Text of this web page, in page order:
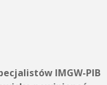
IMGW-PIB